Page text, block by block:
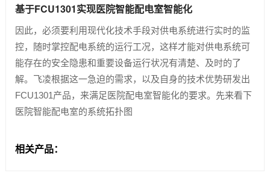
基于FCU1301实现医院智能配电室智能化
因此，必须要利用现代化技术手段对供电系统进行实时的监
控，随时掌控配电系统的运行工况，这样才能对供电系统可
能存在的安全隐患和重要设备运行状况有清楚、及时的了
解。飞凌根据这一急迫的需求，以及自身的技术优势研发出
FCU1301产品，来满足医院配电室智能化的要求。先来看下
医院智能配电室的系统拓扑图
相关产品：